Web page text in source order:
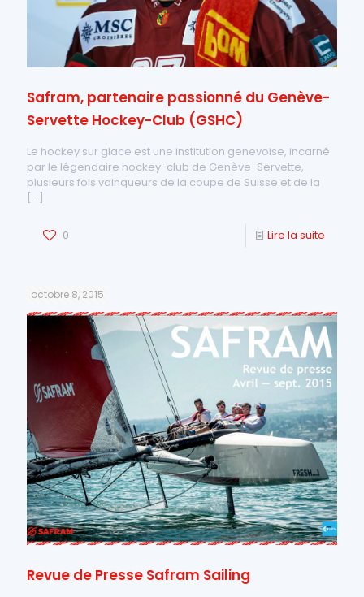
Safram, partenaire passionné du Genève-
Servette Hockey-Club (GSHC)
Le hockey sur glace est une institution genevoise, incarné
par le légendaire hockey-club de Genève-Servette,
plusieurs fois vainqueurs de la coupe de Suisse et de la
[…]
0 Lire la suite
octobre 8, 2015
Revue de Presse Safram Sailing